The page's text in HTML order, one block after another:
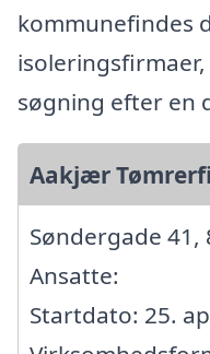
kommunefindes
søgning efter en
Aakjær
Søndergade 41,
Ansatte:
Startdato: 25.